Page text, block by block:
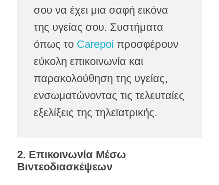
σου να έχει μια σαφή εικόνα
της υγείας σου. Συστήματα
όπως το Carepoi προσφέρουν
εύκολη επικοινωνία και
παρακολούθηση της υγείας,
ενσωματώνοντας τις τελευταίες
εξελίξεις της τηλεϊατρικής.
2. Επικοινωνία Μέσω
Βιντεοδιασκέψεων